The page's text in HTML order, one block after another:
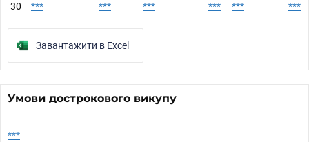
30
*** *** *** *** *** ***
Завантажити в Excel
Умови дострокового викупу
***